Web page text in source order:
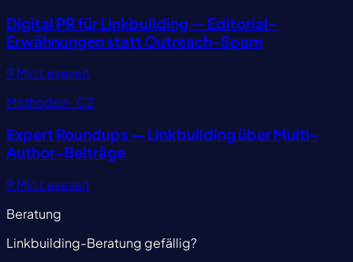
Digital PR für Linkbuilding — Editorial-
Erwähnungen statt Outreach-Spam
9 Min Lesezeit
Methoden · C2
Expert Roundups — Linkbuilding über Multi-
Author-Beiträge
9 Min Lesezeit
Beratung
Linkbuilding-Beratung gefällig?